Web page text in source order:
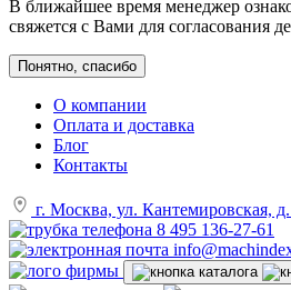
В ближайшее время менеджер
свяжется с Вами для согласования
Понятно, спасибо
О компании
Оплата и доставка
Блог
Контакты
г. Москва, ул. Кантемировская,
8 495 136-27-61